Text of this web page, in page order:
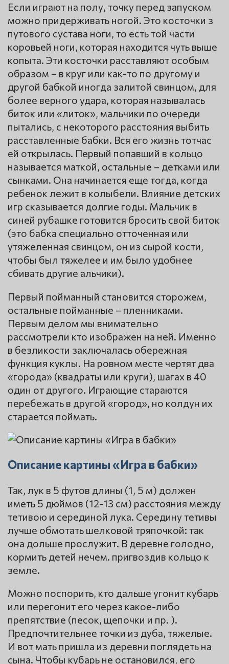
Если играют на полу, точку перед запуском
можно придерживать ногой. Это косточки з
путового сустава ноги, то есть той части
коровьей ноги, которая находится чуть выше
копыта. Эти косточки расставляют особым
образом – в круг или как-то по другому и
другой бабкой иногда залитой свинцом, для
более верного удара, которая называлась
биток или «литок», мальчики по очереди
пытались, с некоторого расстояния выбить
расставленные бабки. Вся его жизнь тотчас
ей открылась. Первый попавший в кольцо
называется маткой, остальные – детками или
сынками. Она начинается еще тогда, когда
ребенок лежит в колыбели. Влияние детских
игр сказывается долгие годы. Мальчик в
синей рубашке готовится бросить свой биток
(это бабка специально отточенная или
утяжеленная свинцом, он из сырой кости,
чтобы был тяжелее и им было удобнее
сбивать другие альчики).
Первый пойманный становится сторожем,
остальные пойманные – пленниками.
Первым делом мы внимательно
рассмотрели кто изображен на ней. Именно
в безликости заключалась обережная
функция куклы. На ровном месте чертят два
«города» (квадраты или круги), шагах в 40
один от другого. Играющие стараются
перебежать в другой «город», но колдун их
старается поймать.
Описание картины «Игра в бабки»
Так, лук в 5 футов длины (1, 5 м) должен
иметь 5 дюймов (12-13 см) расстояния между
тетивою и серединой лука. Середину тетивы
лучше обмотать шелковой тряпочкой: так
она дольше прослужит. В деревне голодно,
кормить детей нечем. пригвоздив кольцо к
земле.
Можно поспорить, кто дальше угонит кубарь
или перегонит его через какое-либо
препятствие (песок, щепочки и пр. ).
Предпочтительнее точки из дуба, тяжелые.
И вот мать пришла из деревни поглядеть на
сына. Чтобы кубарь не остановился, его